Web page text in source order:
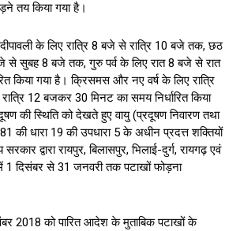
तय किया गया है।
दीपावली के लिए रात्रि 8 बजे से रात्रि 10 बजे तक, छठ
से सुबह 8 बजे तक, गुरु पर्व के लिए रात 8 बजे से रात
किया गया है। क्रिसमस और नए वर्ष के लिए रात्रि
12 बजकर 30 मिनट का समय निर्धारित किया
की स्थिति को देखते हुए वायु (प्रदूषण निवारण तथा
की धारा 19 की उपधारा 5 के अधीन प्रदत्त शक्तियों
द्वारा रायपुर, बिलासपुर, भिलाई-दुर्ग, रायगढ़ एवं
में 1 दिसंबर से 31 जनवरी तक पटाखों फोड़ना
2018 को पारित आदेश के मुताबिक पटाखों के